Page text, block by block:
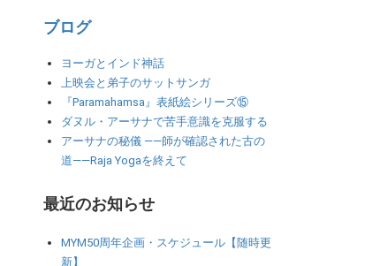
ブログ
ヨーガとインド神話
上映会と弟子のサットサンガ
『Paramahamsa』表紙絵シリーズ⑮
ダヌル・アーサナで苦手意識を克服する
アーサナの秘儀 ――師が確認された古の
道――Raja Yogaを終えて
最近のお知らせ
MYM50周年企画・スケジュール【随時更
新】